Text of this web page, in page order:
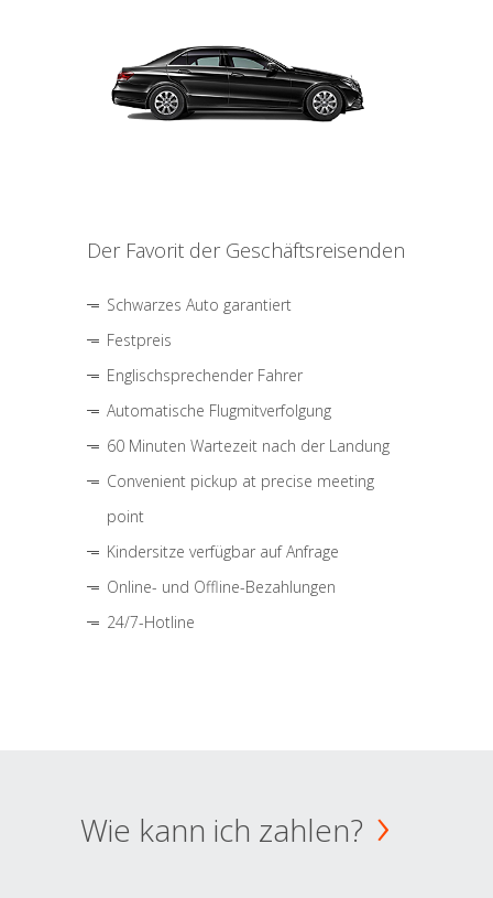
Der Favorit der Geschäftsreisenden
Schwarzes Auto garantiert
Festpreis
Englischsprechender Fahrer
Automatische Flugmitverfolgung
60 Minuten Wartezeit nach der Landung
Convenient pickup at precise meeting
point
Kindersitze verfügbar auf Anfrage
Online- und Offline-Bezahlungen
24/7-Hotline
Wie kann ich zahlen?